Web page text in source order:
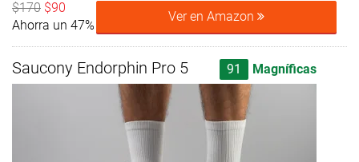
$170 $90
Ahorra un 47%
Ver en Amazon
Saucony Endorphin Pro 5 91 Magníficas